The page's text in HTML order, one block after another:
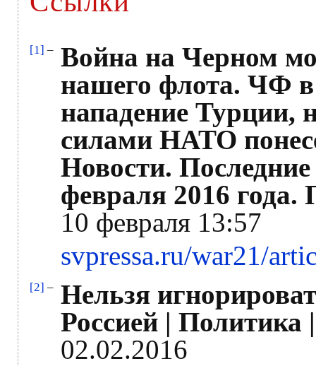
[1] – Война на Черном
нашего флота. ЧФ в
нападение Турции,
силами НАТО
Новости. Последние
февраля 2016 года.
10 февраля 13:57
svpressa.ru/war21/
[2] – Нельзя
Россией |
02.02.2016